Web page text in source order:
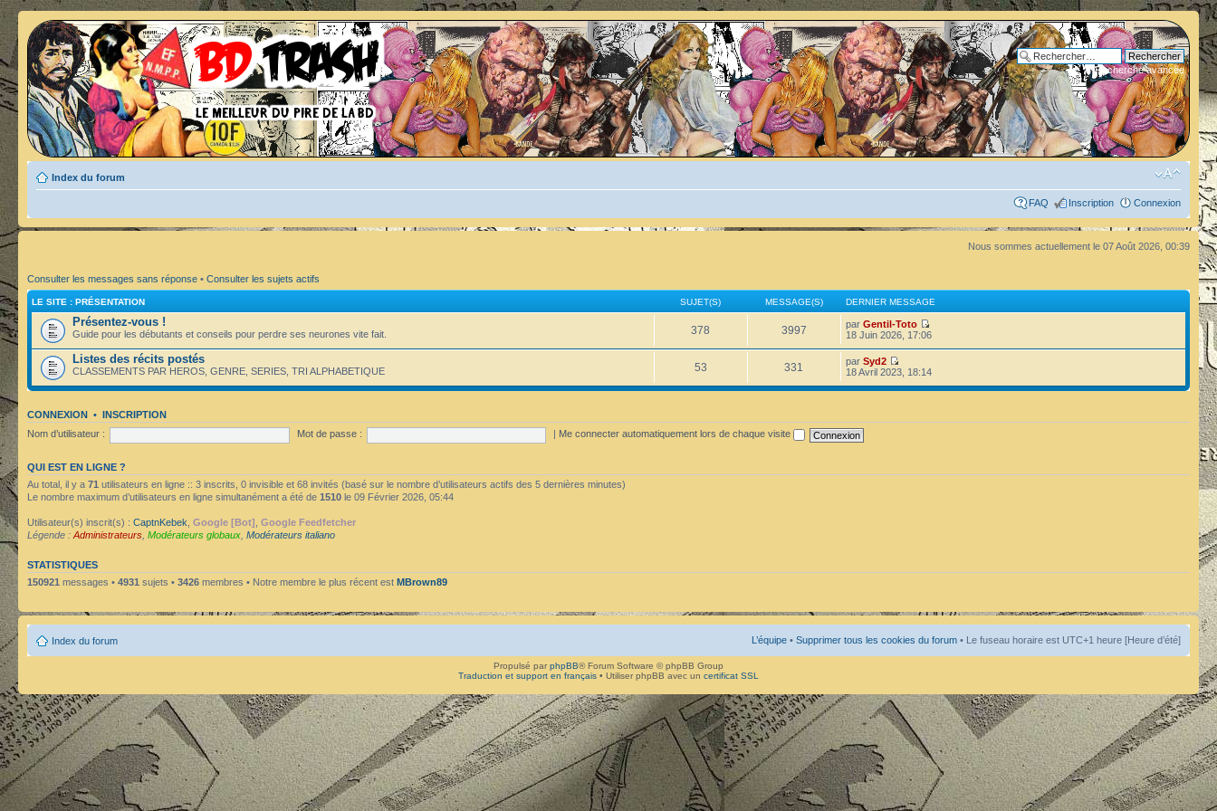
Recherche avancée
Index du forum
FAQ Inscription Connexion
Nous sommes actuellement le 07 Août 2026, 00:39
Consulter les messages sans réponse • Consulter les sujets actifs
LE SITE : PRÉSENTATION SUJET(S) MESSAGE(S) DERNIER MESSAGE
Présentez-vous !
Guide pour les débutants et conseils pour perdre ses neurones vite fait. 378 3997 par Gentil-Toto
18 Juin 2026, 17:06
Listes des récits postés
CLASSEMENTS PAR HEROS, GENRE, SERIES, TRI ALPHABETIQUE 53 331 par Syd2
18 Avril 2023, 18:14
CONNEXION • INSCRIPTION
Nom d’utilisateur :
Mot de passe : Me connecter automatiquement lors de chaque visite
QUI EST EN LIGNE ?
Au total, il y a 71 utilisateurs en ligne :: 3 inscrits, 0 invisible et 68 invités (basé sur le nombre d’utilisateurs actifs des 5 dernières minutes)
Le nombre maximum d’utilisateurs en ligne simultanément a été de 1510 le 09 Février 2026, 05:44
Utilisateur(s) inscrit(s) : CaptnKebek Google [Bot] Google Feedfetcher
Légende : Administrateurs Modérateurs globaux Modérateurs italiano
STATISTIQUES
150921 messages • 4931 sujets • 3426 membres • Notre membre le plus récent est MBrown89
Index du forum L’équipe • Supprimer tous les cookies du forum • Le fuseau horaire est UTC+1 heure [Heure d’été]
Propulsé par phpBB® Forum Software © phpBB Group
Traduction et support en français • Utiliser phpBB avec un certificat SSL